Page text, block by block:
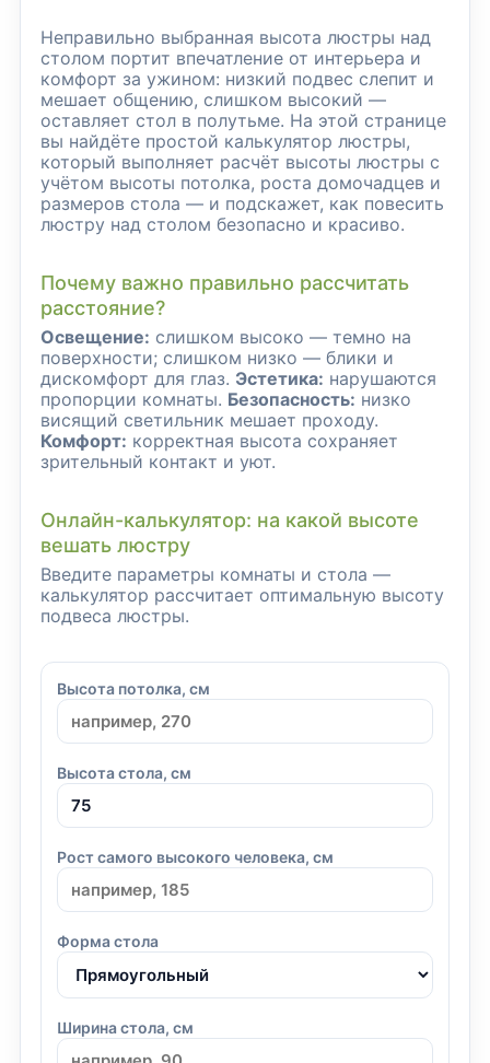
Неправильно выбранная высота люстры над
столом портит впечатление от интерьера и
комфорт за ужином: низкий подвес слепит и
мешает общению, слишком высокий —
оставляет стол в полутьме. На этой странице
вы найдёте простой калькулятор люстры,
который выполняет расчёт высоты люстры с
учётом высоты потолка, роста домочадцев и
размеров стола — и подскажет, как повесить
люстру над столом безопасно и красиво.
Почему важно правильно рассчитать
расстояние?
Освещение: слишком высоко — темно на
поверхности; слишком низко — блики и
дискомфорт для глаз. Эстетика: нарушаются
пропорции комнаты. Безопасность: низко
висящий светильник мешает проходу.
Комфорт: корректная высота сохраняет
зрительный контакт и уют.
Онлайн-калькулятор: на какой высоте
вешать люстру
Введите параметры комнаты и стола —
калькулятор рассчитает оптимальную высоту
подвеса люстры.
Высота потолка, см
Высота стола, см
Рост самого высокого человека, см
Форма стола
Ширина стола, см